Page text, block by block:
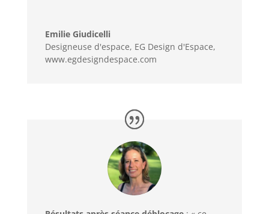
Emilie Giudicelli
Designeuse d'espace, EG Design d'Espace,
www.egdesigndespace.com